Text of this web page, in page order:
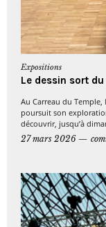
Expositions
Le dessin sort
Au Carreau du
poursuit son
découvrir, jusqu’à
27 mars 2026